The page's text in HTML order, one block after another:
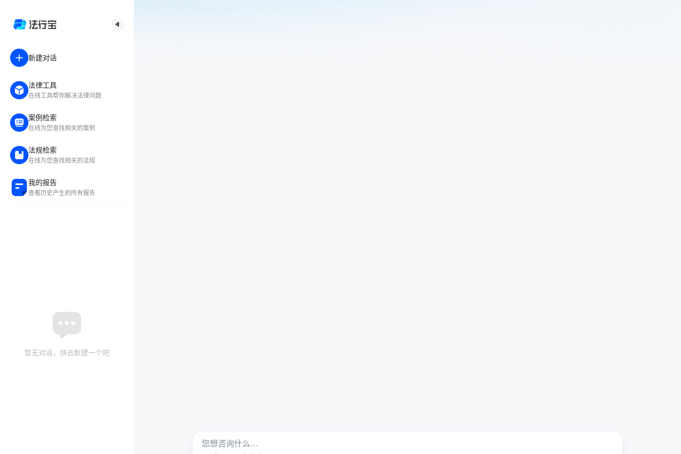
新建对话
法律工具
在线工具帮你解决法律问题
案例检索
在线为您查找相关的案例
法规检索
在线为您查找相关的法规
我的报告
查看历史产生的所有报告
暂无对话，快去新建一个吧